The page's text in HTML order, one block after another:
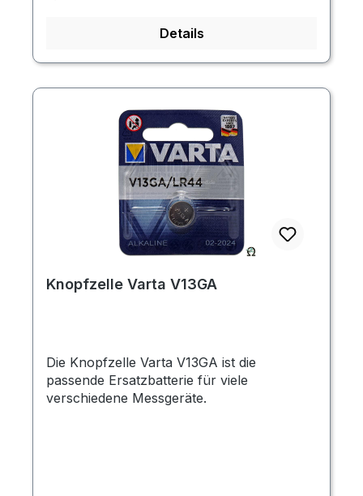
Details
Knopfzelle Varta V13GA
Die Knopfzelle Varta V13GA ist die
passende Ersatzbatterie für viele
verschiedene Messgeräte.